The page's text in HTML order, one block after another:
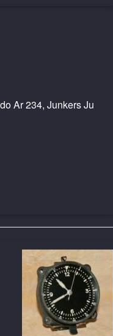
Ar 234, Junkers Ju